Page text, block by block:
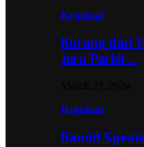
Kriminal
Kurang dari
Juru Parkir…
Kriminal
Bandit